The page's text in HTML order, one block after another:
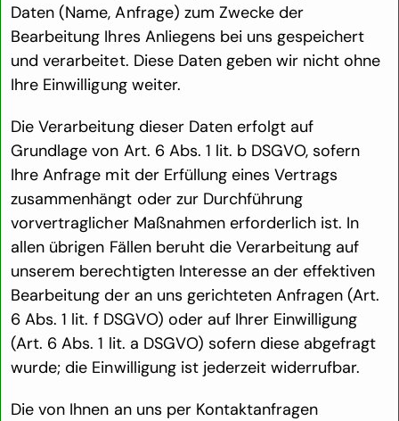
Daten (Name, Anfrage) zum Zwecke der
Bearbeitung Ihres Anliegens bei uns gespeichert
und verarbeitet. Diese Daten geben wir nicht ohne
Ihre Einwilligung weiter.
Die Verarbeitung dieser Daten erfolgt auf
Grundlage von Art. 6 Abs. 1 lit. b DSGVO, sofern
Ihre Anfrage mit der Erfüllung eines Vertrags
zusammenhängt oder zur Durchführung
vorvertraglicher Maßnahmen erforderlich ist. In
allen übrigen Fällen beruht die Verarbeitung auf
unserem berechtigten Interesse an der effektiven
Bearbeitung der an uns gerichteten Anfragen (Art.
6 Abs. 1 lit. f DSGVO) oder auf Ihrer Einwilligung
(Art. 6 Abs. 1 lit. a DSGVO) sofern diese abgefragt
wurde; die Einwilligung ist jederzeit widerrufbar.
Die von Ihnen an uns per Kontaktanfragen